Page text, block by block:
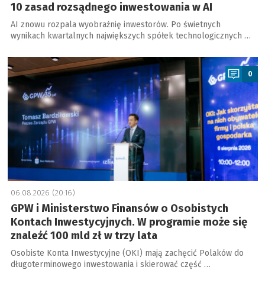
10 zasad rozsądnego inwestowania w AI
AI znowu rozpala wyobraźnię inwestorów. Po świetnych
wynikach kwartalnych największych spółek technologicznych …
a
0
06.08.2026 (20:16)
GPW i Ministerstwo Finansów o Osobistych
Kontach Inwestycyjnych. W programie może się
znaleźć 100 mld zł w trzy lata
Osobiste Konta Inwestycyjne (OKI) mają zachęcić Polaków do
długoterminowego inwestowania i skierować część …